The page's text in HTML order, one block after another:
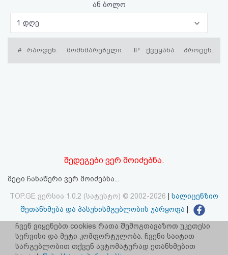
პაროლის
აღდგენა
HTML
პასუხისმგებლობის
უარყოფა
ან ბოლო
1 დღე
# რაოდენ. მომხმარებელი IP ქვეყანა პროცენ.
შედეგები ვერ მოიძებნა.
მეტი ჩანაწერი ვერ მოიძებნა...
TOP.GE ვერსია 1.0.2 (სატესტო) © 2002-2026
სალიცენზიო
შეთანხმება და პასუხისმგებლობის უარყოფა
facebook.com/TOP.GE
იხილეთ TOP.GE - ის ძველი ვერსია ბმულზე
ჩვენ ვიყენებთ cookies რათა შემოგთავაზოთ უკეთესი
სერვისი და მეტი კომფორტულობა. ჩვენი საიტით
სარგებლობით თქვენ ავტომატურად ეთანხმებით